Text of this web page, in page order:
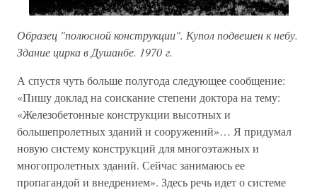
Образец "полюсной конструкции". Купол подвешен к небу.
Здание цирка в Душанбе. 1970 г.
А спустя чуть больше полугода следующее сообщение:
«Пишу доклад на соискание степени доктора на тему:
«Железобетонные конструкции высотных и
большепролетных зданий и сооружений»… Я придумал
новую систему конструкций для многоэтажных и
многопролетных зданий. Сейчас занимаюсь ее
пропагандой и внедрением». Здесь речь идет о системе